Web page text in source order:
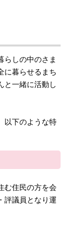
らしの中のさま
に暮らせるまち
と一緒に活動し
以下のような特
む住民の方を会
評議員となり運